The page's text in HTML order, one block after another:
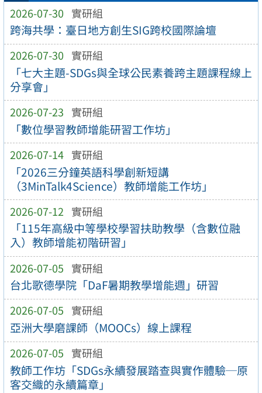
2026-07-30 實研組
跨海共學：臺日地方創生SIG跨校國際論壇
2026-07-30 實研組
「七大主題-SDGs與全球公民素養跨主題課程線上
分享會」
2026-07-23 實研組
「數位學習教師增能研習工作坊」
2026-07-14 實研組
「2026三分鐘英語科學創新短講
（3MinTalk4Science）教師增能工作坊」
2026-07-12 實研組
「115年高級中等學校學習扶助教學（含數位融
入）教師增能初階研習」
2026-07-05 實研組
台北歌德學院「DaF暑期教學增能週」研習
2026-07-05 實研組
亞洲大學磨課師（MOOCs）線上課程
2026-07-05 實研組
教師工作坊「SDGs永續發展踏查與實作體驗─原
客交織的永續篇章」